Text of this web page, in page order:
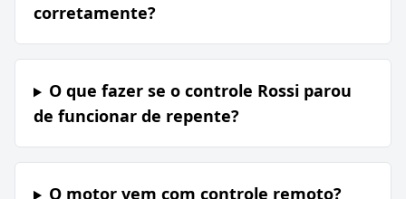
corretamente?
O que fazer se o controle Rossi parou
de funcionar de repente?
O motor vem com controle remoto?